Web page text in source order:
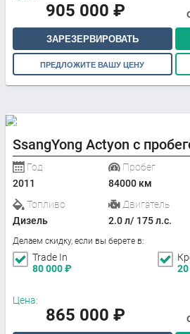
905 000 ₽
ЗАРЕЗЕРВИРОВАТЬ
ПРЕДЛОЖИТЕ ВАШУ ЦЕНУ
SsangYong Actyon с
Год
2011
Пробег
84000 км
Топливо
Дизель
Двигатель
2.0 л/ 175 л.с.
Делаем скидку, если вы берете в:
Trade In
80 000₽
Цена:
865 000 ₽